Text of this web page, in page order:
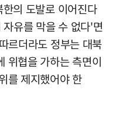
의 도발로 이어진다
유를 막을 수 없다'면
르더라도 정부는 대북
위협을 가하는 측면이
를 제지했어야 한